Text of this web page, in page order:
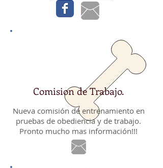
Comision de Trabajo.
Nueva comisión de entrenamiento en
pruebas de obediencia y de trabajo.
Pronto mucho mas información!!!